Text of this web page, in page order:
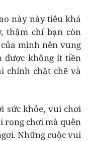
này này tiêu khá
thậm chí bạn còn
mình nên vung
được không ít tiền
chính chặt chẽ và
sức khỏe, vui chơi
rong chơi mà quên
Những cuộc vui